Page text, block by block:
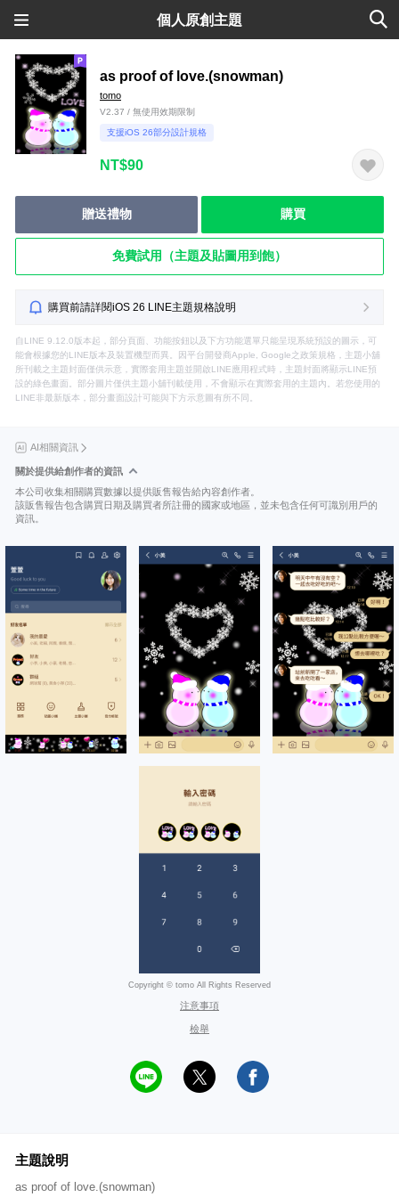
個人原創主題
as proof of love.(snowman)
tomo
V2.37 / 無使用效期限制
支援iOS 26部分設計規格
NT$90
贈送禮物 購買
免費試用（主題及貼圖用到飽）
購買前請詳閱iOS 26 LINE主題規格說明
自LINE 9.12.0版本起，部分頁面、功能按鈕以及下方功能選單只能呈現系統預設的圖示，可
能會根據您的LINE版本及裝置機型而異。因平台開發商Apple, Google之政策規格，主題小舖
所刊載之主題封面僅供示意，實際套用主題並開啟LINE應用程式時，主題封面將顯示LINE預
設的綠色畫面。部分圖片僅供主題小舖刊載使用，不會顯示在實際套用的主題內。若您使用的
LINE非最新版本，部分畫面設計可能與下方示意圖有所不同。
AI相關資訊
關於提供給創作者的資訊
本公司收集相關購買數據以提供販售報告給內容創作者。
該販售報告包含購買日期及購買者所註冊的國家或地區，並未包含任何可識別用戶的
資訊。
Copyright © tomo All Rights Reserved
注意事項
檢舉
主題說明
as proof of love.(snowman)